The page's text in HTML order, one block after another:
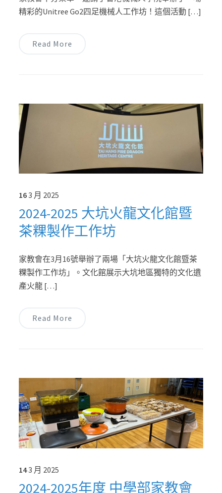
精彩的Unitree Go2四足機械人工作坊！這個活動 […]
Read More
163 月 2025
2024-2025 大坑火龍文化館暨
茶粿製作工作坊
家教會在3月16號舉辦了兩場「大坑火龍文化館暨茶
粿製作工作坊」。文化館展示大坑地區獨特的文化遺
產火龍 […]
Read More
143 月 2025
2024-2025年度 中學部家教會